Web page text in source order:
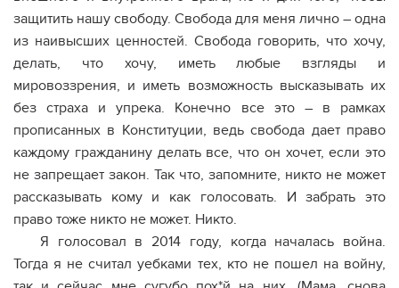
защитить нашу свободу. Свобода для меня лично – одна
из наивысших ценностей. Свобода говорить, что хочу,
делать, что хочу, иметь любые взгляды и
мировоззрения, и иметь возможность высказывать их
без страха и упрека. Конечно все это – в рамках
прописанных в Конституции, ведь свобода дает право
каждому гражданину делать все, что он хочет, если это
не запрещает закон. Так что, запомните, никто не может
рассказывать кому и как голосовать. И забрать это
право тоже никто не может. Никто.
Я голосовал в 2014 году, когда началась война.
Тогда я не считал уебками тех, кто не пошел на войну,